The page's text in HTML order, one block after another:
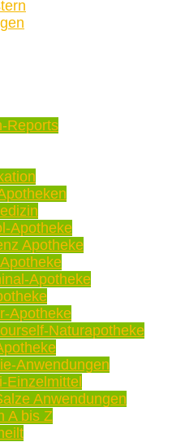
Reports
Apotheke
Apotheke
Apotheke
Apotheke
Naturapotheke
Anwendungen
Einzelmittel
Anwendungen
A bis Z